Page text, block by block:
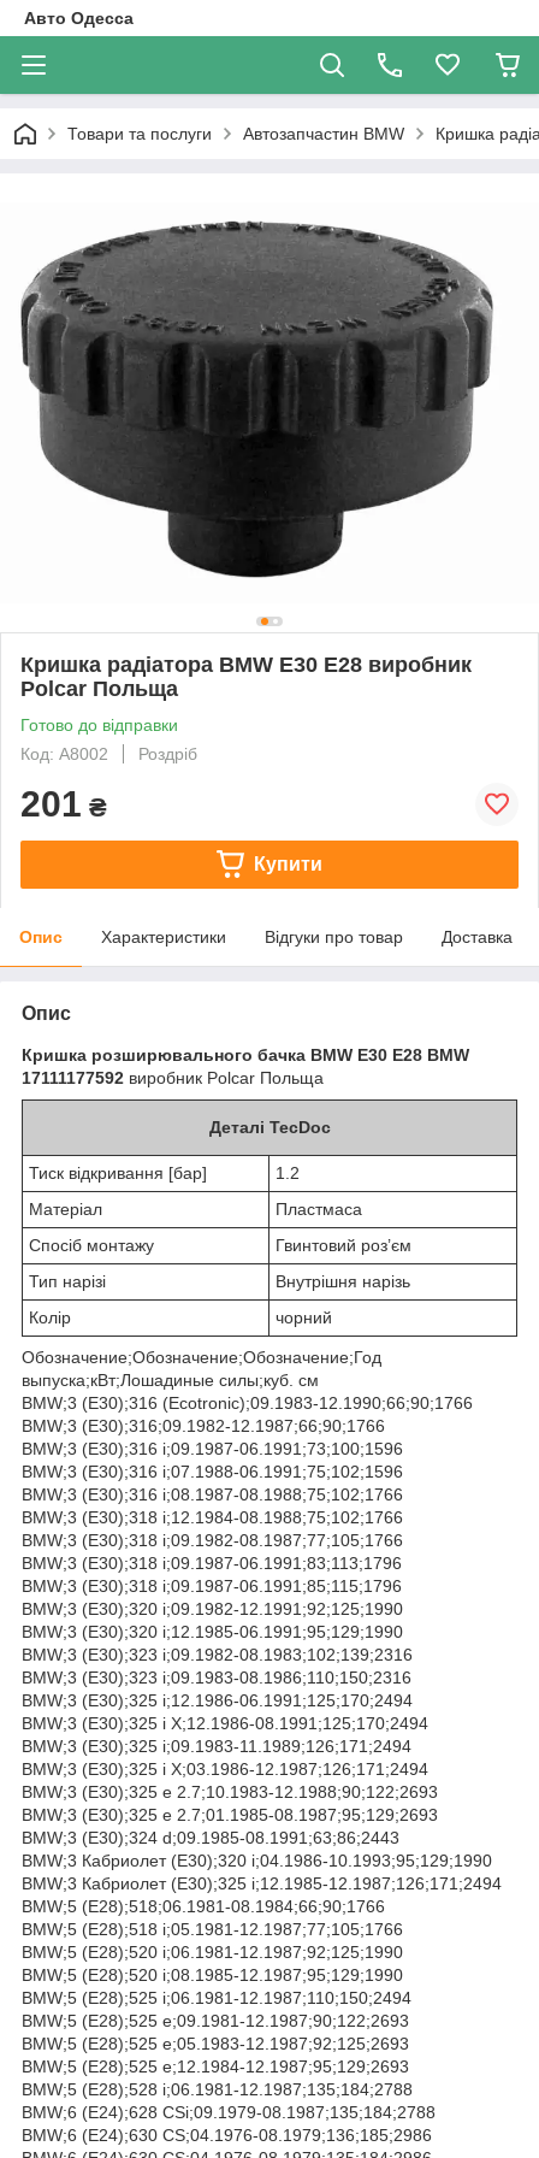
Авто Одесса
Товари та послуги Автозапчастин BMW Кришка
Кришка радіатора BMW E30 E28 виробник
Polcar Польща
Готово до відправки
Код: A8002
Роздріб
201 ₴
Купити
Опис Характеристики Відгуки про товар Доставка
Опис
Кришка розширювального бачка BMW E30 E28 BMW
17111177592 виробник Polcar Польща
Деталі TecDoc
Тиск відкривання [бар]
1.2
Матеріал
Пластмаса
Спосіб монтажу
Гвинтовий роз’єм
Тип нарізі
Внутрішня нарізь
Колір
чорний
Обозначение;Обозначение;Обозначение;Год
выпуска;кВт;Лошадиные силы;куб. см
BMW;3 (E30);316 (Ecotronic);09.1983-12.1990;66;90;1766
BMW;3 (E30);316;09.1982-12.1987;66;90;1766
BMW;3 (E30);316 i;09.1987-06.1991;73;100;1596
BMW;3 (E30);316 i;07.1988-06.1991;75;102;1596
BMW;3 (E30);316 i;08.1987-08.1988;75;102;1766
BMW;3 (E30);318 i;12.1984-08.1988;75;102;1766
BMW;3 (E30);318 i;09.1982-08.1987;77;105;1766
BMW;3 (E30);318 i;09.1987-06.1991;83;113;1796
BMW;3 (E30);318 i;09.1987-06.1991;85;115;1796
BMW;3 (E30);320 i;09.1982-12.1991;92;125;1990
BMW;3 (E30);320 i;12.1985-06.1991;95;129;1990
BMW;3 (E30);323 i;09.1982-08.1983;102;139;2316
BMW;3 (E30);323 i;09.1983-08.1986;110;150;2316
BMW;3 (E30);325 i;12.1986-06.1991;125;170;2494
BMW;3 (E30);325 i X;12.1986-08.1991;125;170;2494
BMW;3 (E30);325 i;09.1983-11.1989;126;171;2494
BMW;3 (E30);325 i X;03.1986-12.1987;126;171;2494
BMW;3 (E30);325 e 2.7;10.1983-12.1988;90;122;2693
BMW;3 (E30);325 e 2.7;01.1985-08.1987;95;129;2693
BMW;3 (E30);324 d;09.1985-08.1991;63;86;2443
BMW;3 Кабриолет (E30);320 i;04.1986-10.1993;95;129;1990
BMW;3 Кабриолет (E30);325 i;12.1985-12.1987;126;171;2494
BMW;5 (E28);518;06.1981-08.1984;66;90;1766
BMW;5 (E28);518 i;05.1981-12.1987;77;105;1766
BMW;5 (E28);520 i;06.1981-12.1987;92;125;1990
BMW;5 (E28);520 i;08.1985-12.1987;95;129;1990
BMW;5 (E28);525 i;06.1981-12.1987;110;150;2494
BMW;5 (E28);525 e;09.1981-12.1987;90;122;2693
BMW;5 (E28);525 e;05.1983-12.1987;92;125;2693
BMW;5 (E28);525 e;12.1984-12.1987;95;129;2693
BMW;5 (E28);528 i;06.1981-12.1987;135;184;2788
BMW;6 (E24);628 CSi;09.1979-08.1987;135;184;2788
BMW;6 (E24);630 CS;04.1976-08.1979;136;185;2986